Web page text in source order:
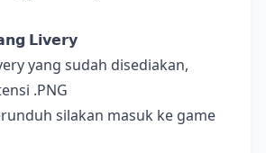
𝗟𝗶𝘃𝗲𝗿𝘆
yang sudah disediakan,
.PNG
silakan masuk ke game